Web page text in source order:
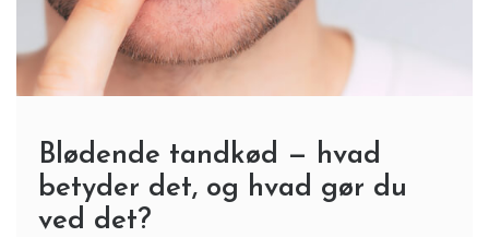
Blødende tandkød — hvad
betyder det, og hvad gør du
ved det?